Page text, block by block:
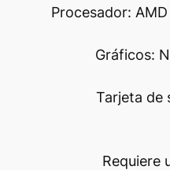
Procesador:
Gráficos:
Tarjeta de
Requiere